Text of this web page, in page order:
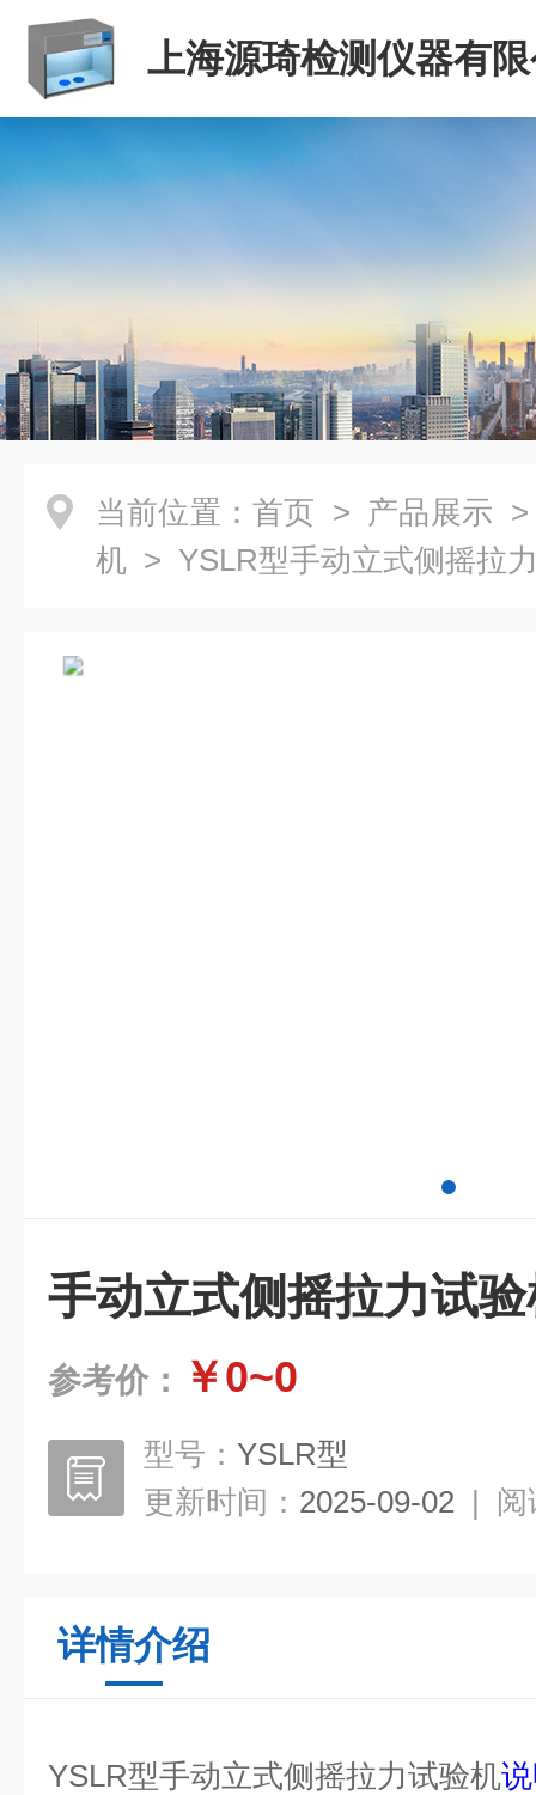
上海源琦检测仪器有
当前位置： 首页 > 产品展示
机 > YSLR型手动立式侧摇拉
手动立式侧摇拉力试
参考价： ￥0~0
型号： YSLR型
更新时间： 2025-09-02 | 阅
详情介绍
YSLR型手动立式侧摇拉力试验机